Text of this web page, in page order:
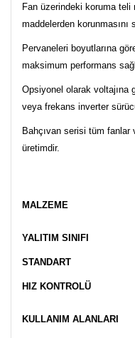
Fan üzerindeki koruma teli
maddelerden korunmasını
Pervaneleri boyutlarına
maksimum performans
Opsiyonel olarak voltajına
veya frekans inverter
Bahçıvan serisi tüm fanlar
üretimdir.
MALZEME
YALITIM SINIFI
STANDART
HIZ KONTROLÜ
KULLANIM ALANLARI